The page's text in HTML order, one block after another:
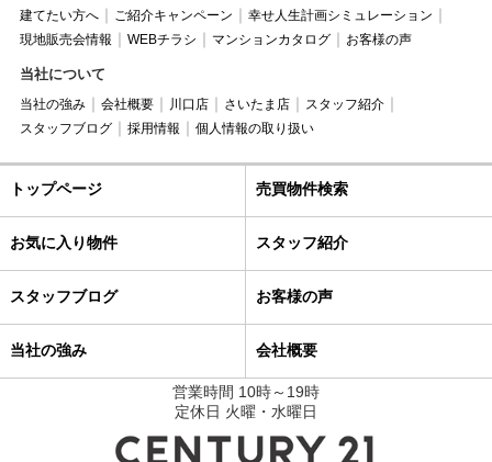
建てたい方へ
ご紹介キャンペーン
幸せ人生計画シミュレーション
現地販売会情報
WEBチラシ マンションカタログ お客様の声
当社について
当社の強み 会社概要 川口店 さいたま店
スタッフ紹介
スタッフブログ
採用情報 個人情報の取り扱い
トップページ 売買物件検索
お気に入り物件 スタッフ紹介
スタッフブログ お客様の声
当社の強み 会社概要
営業時間 10時～19時
定休日 火曜・水曜日